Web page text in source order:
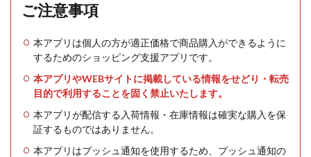
ご注意事項
本アプリは個人の方が適正価格で商品購入ができるように
するためのショッピング支援アプリです。
本アプリやWEBサイトに掲載している情報をせどり・転売
目的で利用することを固く禁止いたします。
本アプリが配信する入荷情報・在庫情報は確実な購入を保
証するものではありません。
本アプリはプッシュ通知を使用するため、プッシュ通知の